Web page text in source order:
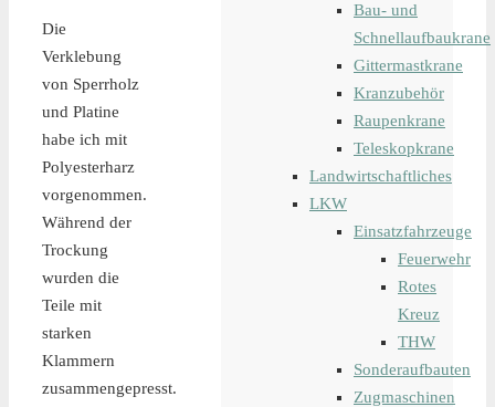
Die
Verklebung
von Sperrholz
und Platine
habe ich mit
Polyesterharz
vorgenommen.
Während der
Trockung
wurden die
Teile mit
starken
Klammern
zusammengepresst.
Bau- und
Schnellaufbaukrane
Gittermastkrane
Kranzubehör
Raupenkrane
Teleskopkrane
Landwirtschaftliches
LKW
Einsatzfahrzeuge
Feuerwehr
Rotes
Kreuz
THW
Sonderaufbauten
Zugmaschinen